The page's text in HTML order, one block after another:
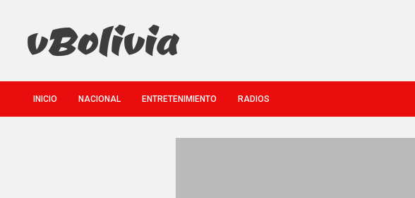
contenido
VBolivia
INICIO NACIONAL ENTRETENIMIENTO RADIOS